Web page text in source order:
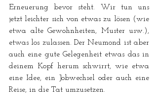
Erneuerung bevor steht. Wir tun uns
jetzt leichter sich von etwas zu lösen (wie
etwa alte Gewohnheiten, Muster usw.),
etwas los zulassen. Der Neumond ist aber
auch eine gute Gelegenheit etwas das in
deinem Kopf herum schwirrt, wie etwa
eine Idee, ein Jobwechsel oder auch eine
Reise, in die Tat umzusetzen.